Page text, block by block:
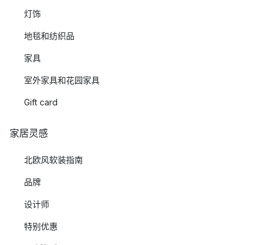
灯饰
地毯和纺织品
家具
室外家具和花园家具
Gift card
家居灵感
北欧风软装指南
品牌
设计师
特别优惠